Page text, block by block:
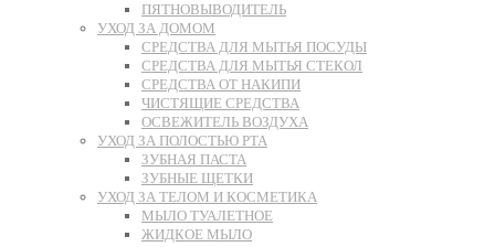
ПЯТНОВЫВОДИТЕЛЬ
УХОД ЗА ДОМОМ
СРЕДСТВА ДЛЯ МЫТЬЯ ПОСУДЫ
СРЕДСТВА ДЛЯ МЫТЬЯ СТЕКОЛ
СРЕДСТВА ОТ НАКИПИ
ЧИСТЯЩИЕ СРЕДСТВА
ОСВЕЖИТЕЛЬ ВОЗДУХА
УХОД ЗА ПОЛОСТЬЮ РТА
ЗУБНАЯ ПАСТА
ЗУБНЫЕ ЩЕТКИ
УХОД ЗА ТЕЛОМ И КОСМЕТИКА
МЫЛО ТУАЛЕТНОЕ
ЖИДКОЕ МЫЛО